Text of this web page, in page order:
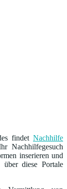
findet Nachhilfe
Nachhilfegesuch
inserieren und
diese Portale